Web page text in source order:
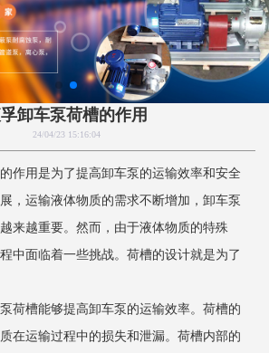
卸车泵荷槽的作用
24/04/23 15:16:04
用是为了提高卸车泵的运输效率和安全
，运输液体物质的需求不断增加，卸车泵
来越重要。然而，由于液体物质的特殊
中面临着一些挑战。荷槽的设计就是为了
槽能够提高卸车泵的运输效率。荷槽的
在运输过程中的损失和泄漏。荷槽内部的